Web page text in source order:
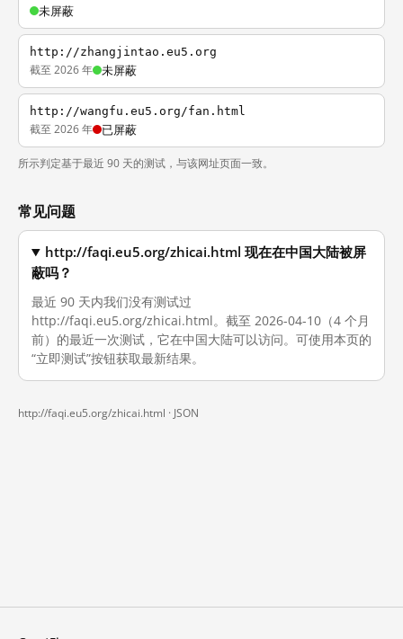
未屏蔽
http://zhangjintao.eu5.org
截至 2026 年 未屏蔽
http://wangfu.eu5.org/fan.html
截至 2026 年 已屏蔽
所示判定基于最近 90 天的测试，与该网址页面一致。
常见问题
http://faqi.eu5.org/zhicai.html 现在在中国大陆被屏
蔽吗？
最近 90 天内我们没有测试过
http://faqi.eu5.org/zhicai.html。截至 2026-04-10（4 个月
前）的最近一次测试，它在中国大陆可以访问。可使用本页的
“立即测试”按钮获取最新结果。
http://faqi.eu5.org/zhicai.html · JSON